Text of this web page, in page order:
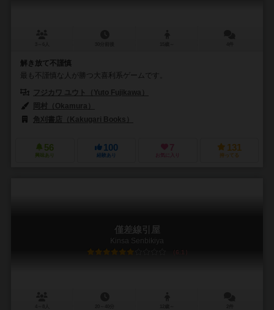
解き放て不謹慎
最も不謹慎な人が勝つ大喜利系ゲームです。
フジカワ ユウト（Yuto Fujikawa）
岡村（Okamura）
角刈書店（Kakugari Books）
56
興味あり
100
経験あり
7
お気に入り
131
持ってる
僅差線引屋
Kinsa Senbikiya
6.1